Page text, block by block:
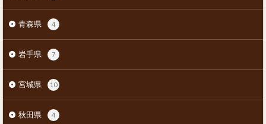
青森県 4
岩手県 7
宮城県 10
秋田県 4